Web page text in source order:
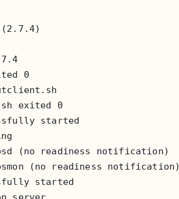
(2.7.4)
0
exited 0
started
(no readiness notification)
(no readiness notification)
started
server...